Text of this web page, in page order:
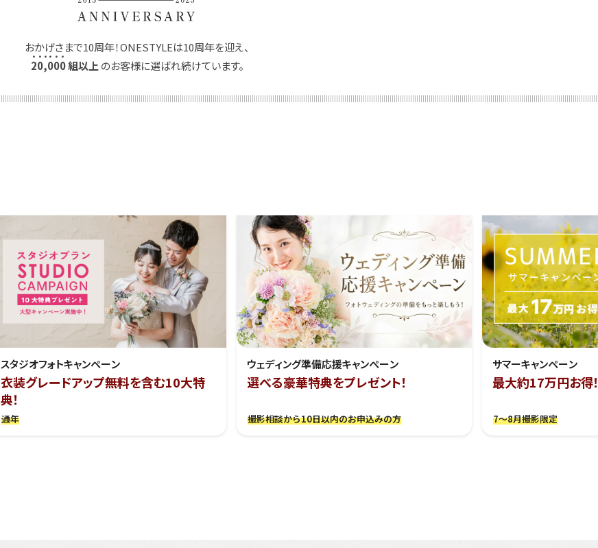
おかげさまで10周年！ONESTYLEは10周年を迎え、
20,000組以上 のお客様に選ばれ続けています。
スタジオフォトキャンペーン
衣装グレードアップ無料を含む10大特
典！
通年
ウェディング準備応援キャンぺーン
選べる豪華特典をプレゼント！
撮影相談から10日以内のお申込みの方
サマーキャンペーン
最大約17万円お得
7～8月撮影限定